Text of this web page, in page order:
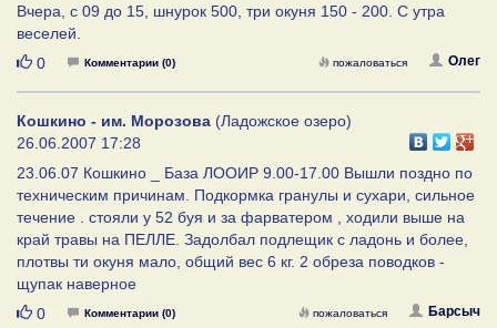
Вчера, с 09 до 15, шнурок 500, три окуня 150 - 200. С утра
веселей.
Нравится
0 Комментарии (0) Олег
пожаловаться
Кошкино - им. Морозова (Ладожское озеро)
26.06.2007 17:28
23.06.07 Кошкино _ База ЛООИР 9.00-17.00 Вышли поздно по
техническим причинам. Подкормка гранулы и сухари, сильное
течение . стояли у 52 буя и за фарватером , ходили выше на
край травы на ПЕЛЛЕ. Задолбал подлещик с ладонь и более,
плотвы ти окуня мало, общий вес 6 кг. 2 обреза поводков -
щупак наверное
Нравится
0 Комментарии (0) Барсыч
пожаловаться